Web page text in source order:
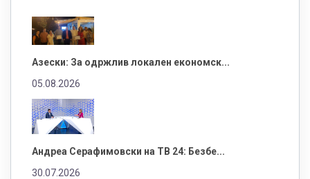
Азески: За одржлив локален економск...
05.08.2026
Андреа Серафимовски на ТВ 24: Безбе...
30.07.2026